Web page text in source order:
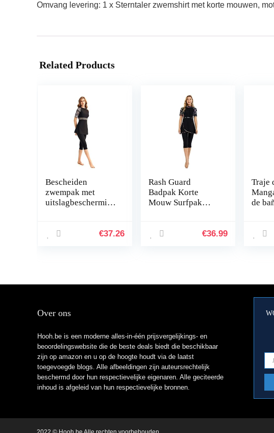
Omvang levering: 1 x Sterntaler zwemshirt met korte mouwen,
Related Products
Bescheiden
zwempak met
uitslagbescherming
korte mouwen, €37.26
Rash Guard
Badpak Korte
Mouw Surfpak
Vrouwen Burkini
€36.99
Traje
de
Over ons
Hooh.be is een moderne alles-in-één prijsvergelijkings- en
beoordelingswebsite die de beste deals biedt die beschikbaar
zijn op amazon en u op de hoogte houdt via de laatst
toegevoegde blogs. Alle afbeeldingen zijn auteursrechtelijk
beschermd door hun respectievelijke eigenaren. Alle geciteerde
inhoud is afgeleid van hun respectievelijke bronnen.